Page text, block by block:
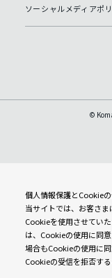
個人情報保護とCookie
当サイトでは、お客さ
Cookieを使用させてい
は、Cookieの使用に同
場合もCookieの使用に
Cookieの受信を拒否する
©
ソーシャルメディアポ